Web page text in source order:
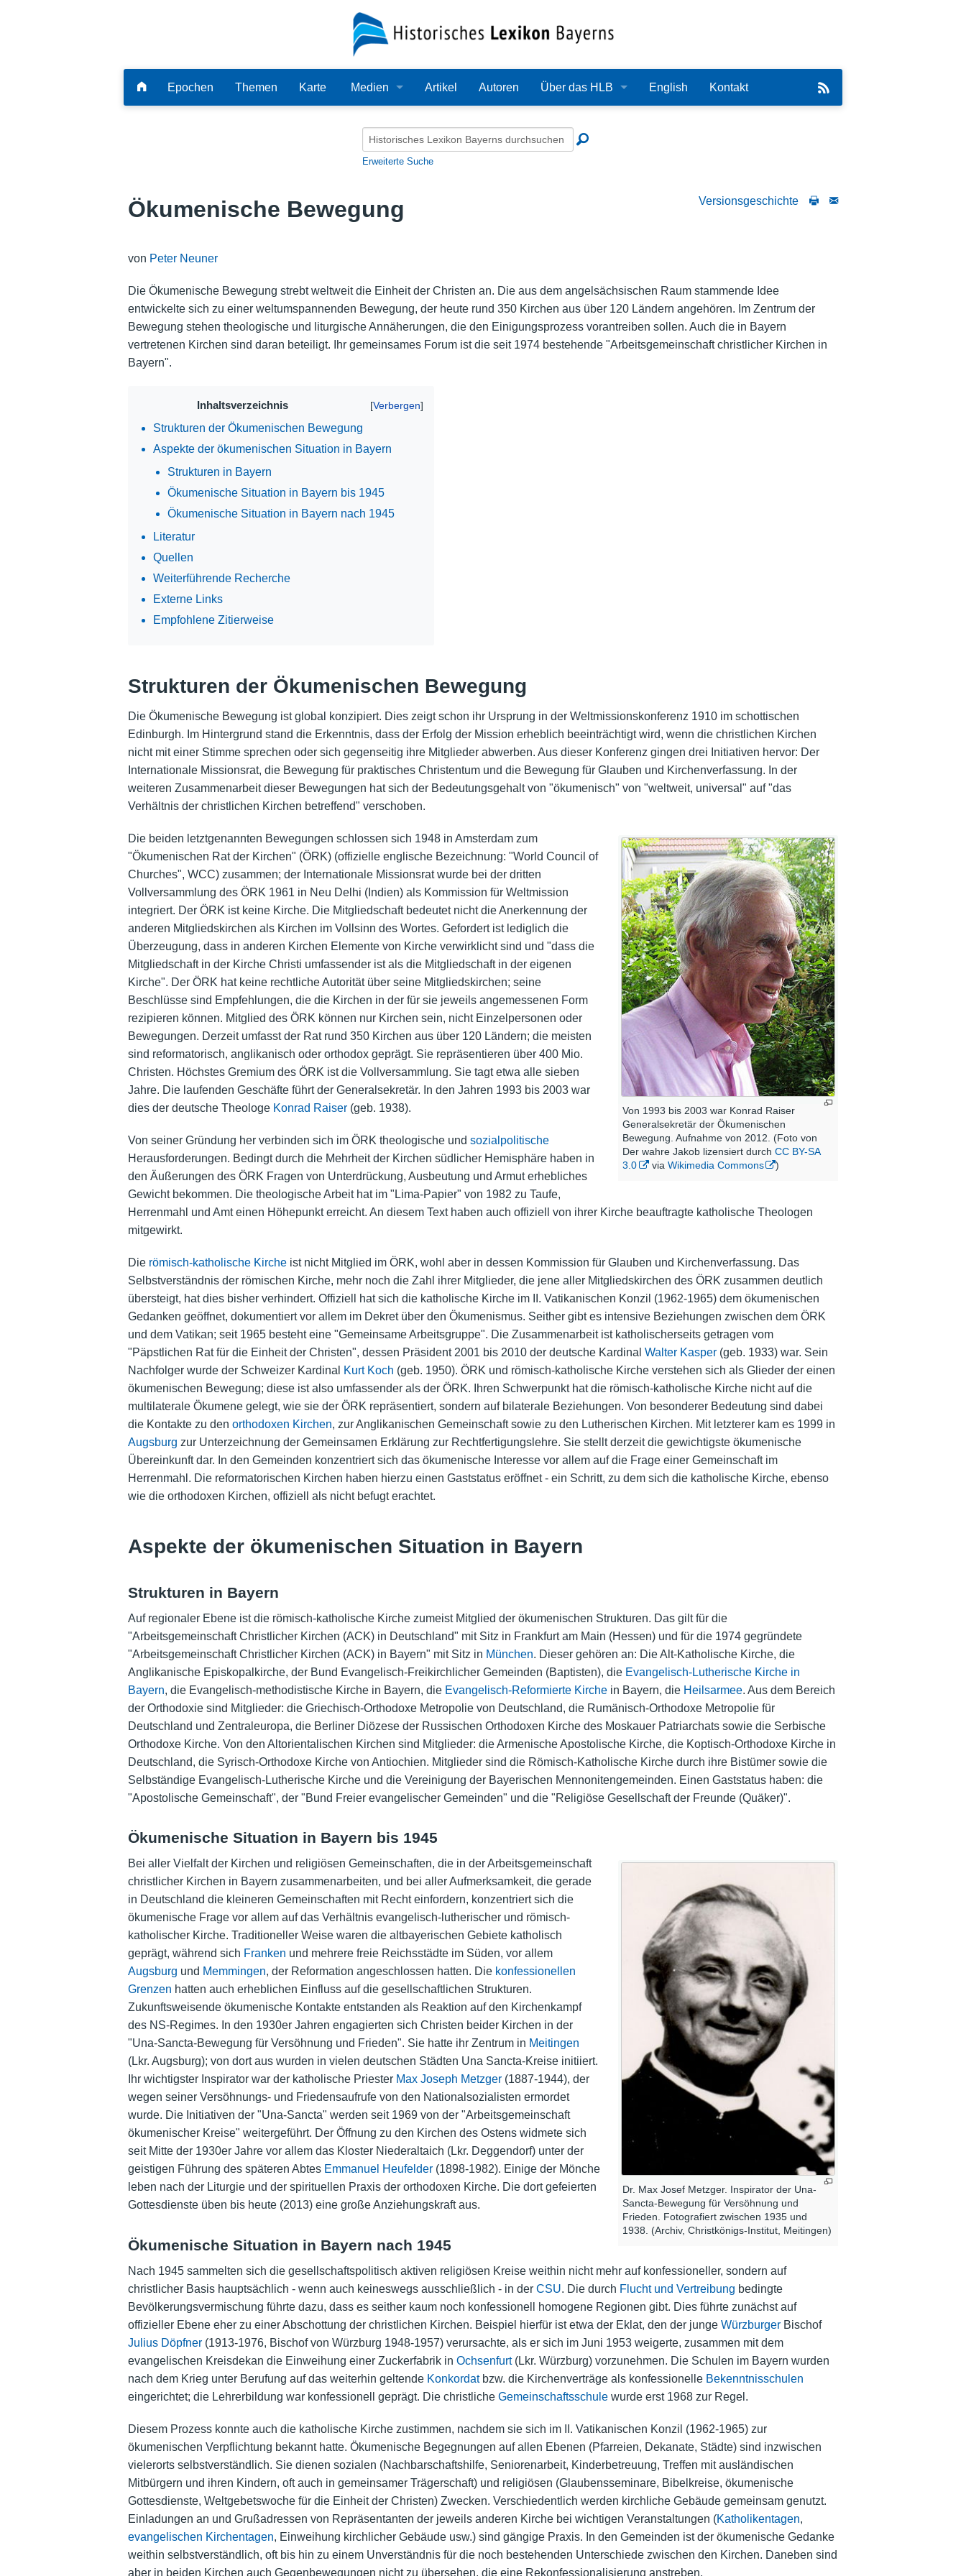
Epochen Themen Karte Medien
Audio
PDF
Artikel Autoren Über das HLB
Redaktion
Häufige Fragen
Nutzungshinweise
English Kontakt
Erweiterte Suche
Versionsgeschichte
Ökumenische Bewegung
von Peter Neuner
Die Ökumenische Bewegung strebt weltweit die Einheit der Christen an. Die aus dem angelsächsischen Raum stammende Idee
entwickelte sich zu einer weltumspannenden Bewegung, der heute rund 350 Kirchen aus über 120 Ländern angehören. Im Zentrum der
Bewegung stehen theologische und liturgische Annäherungen, die den Einigungsprozess vorantreiben sollen. Auch die in Bayern
vertretenen Kirchen sind daran beteiligt. Ihr gemeinsames Forum ist die seit 1974 bestehende "Arbeitsgemeinschaft christlicher Kirchen in
Bayern".
Inhaltsverzeichnis
Strukturen der Ökumenischen Bewegung
Aspekte der ökumenischen Situation in Bayern
Strukturen in Bayern
Ökumenische Situation in Bayern bis 1945
Ökumenische Situation in Bayern nach 1945
Literatur
Quellen
Weiterführende Recherche
Externe Links
Empfohlene Zitierweise
Strukturen der Ökumenischen Bewegung
Die Ökumenische Bewegung ist global konzipiert. Dies zeigt schon ihr Ursprung in der Weltmissionskonferenz 1910 im schottischen
Edinburgh. Im Hintergrund stand die Erkenntnis, dass der Erfolg der Mission erheblich beeinträchtigt wird, wenn die christlichen Kirchen
nicht mit einer Stimme sprechen oder sich gegenseitig ihre Mitglieder abwerben. Aus dieser Konferenz gingen drei Initiativen hervor: Der
Internationale Missionsrat, die Bewegung für praktisches Christentum und die Bewegung für Glauben und Kirchenverfassung. In der
weiteren Zusammenarbeit dieser Bewegungen hat sich der Bedeutungsgehalt von "ökumenisch" von "weltweit, universal" auf "das
Verhältnis der christlichen Kirchen betreffend" verschoben.
Von 1993 bis 2003 war Konrad Raiser
Generalsekretär der Ökumenischen
Bewegung. Aufnahme von 2012. (Foto von
Der wahre Jakob lizensiert durchCC BY-SA
3.0
via Wikimedia Commons )
Die beiden letztgenannten Bewegungen schlossen sich 1948 in Amsterdam zum
"Ökumenischen Rat der Kirchen" (ÖRK) (offizielle englische Bezeichnung: "World Council of
Churches", WCC) zusammen; der Internationale Missionsrat wurde bei der dritten
Vollversammlung des ÖRK 1961 in Neu Delhi (Indien) als Kommission für Weltmission
integriert. Der ÖRK ist keine Kirche. Die Mitgliedschaft bedeutet nicht die Anerkennung der
anderen Mitgliedskirchen als Kirchen im Vollsinn des Wortes. Gefordert ist lediglich die
Überzeugung, dass in anderen Kirchen Elemente von Kirche verwirklicht sind und "dass die
Mitgliedschaft in der Kirche Christi umfassender ist als die Mitgliedschaft in der eigenen
Kirche". Der ÖRK hat keine rechtliche Autorität über seine Mitgliedskirchen; seine
Beschlüsse sind Empfehlungen, die die Kirchen in der für sie jeweils angemessenen Form
rezipieren können. Mitglied des ÖRK können nur Kirchen sein, nicht Einzelpersonen oder
Bewegungen. Derzeit umfasst der Rat rund 350 Kirchen aus über 120 Ländern; die meisten
sind reformatorisch, anglikanisch oder orthodox geprägt. Sie repräsentieren über 400 Mio.
Christen. Höchstes Gremium des ÖRK ist die Vollversammlung. Sie tagt etwa alle sieben
Jahre. Die laufenden Geschäfte führt der Generalsekretär. In den Jahren 1993 bis 2003 war
dies der deutsche Theologe Konrad Raiser(geb. 1938).
Von seiner Gründung her verbinden sich im ÖRK theologische und sozialpolitische
Herausforderungen. Bedingt durch die Mehrheit der Kirchen südlicher Hemisphäre haben in
den Äußerungen des ÖRK Fragen von Unterdrückung, Ausbeutung und Armut erhebliches
Gewicht bekommen. Die theologische Arbeit hat im "Lima-Papier" von 1982 zu Taufe,
Herrenmahl und Amt einen Höhepunkt erreicht. An diesem Text haben auch offiziell von ihrer Kirche beauftragte katholische Theologen
mitgewirkt.
Die römisch-katholische Kircheist nicht Mitglied im ÖRK, wohl aber in dessen Kommission für Glauben und Kirchenverfassung. Das
Selbstverständnis der römischen Kirche, mehr noch die Zahl ihrer Mitglieder, die jene aller Mitgliedskirchen des ÖRK zusammen deutlich
übersteigt, hat dies bisher verhindert. Offiziell hat sich die katholische Kirche im II. Vatikanischen Konzil (1962-1965) dem ökumenischen
Gedanken geöffnet, dokumentiert vor allem im Dekret über den Ökumenismus. Seither gibt es intensive Beziehungen zwischen dem ÖRK
und dem Vatikan; seit 1965 besteht eine "Gemeinsame Arbeitsgruppe". Die Zusammenarbeit ist katholischerseits getragen vom
"Päpstlichen Rat für die Einheit der Christen", dessen Präsident 2001 bis 2010 der deutsche Kardinal Walter Kasper(geb. 1933) war. Sein
Nachfolger wurde der Schweizer Kardinal Kurt Koch (geb. 1950). ÖRK und römisch-katholische Kirche verstehen sich als Glieder der einen
ökumenischen Bewegung; diese ist also umfassender als der ÖRK. Ihren Schwerpunkt hat die römisch-katholische Kirche nicht auf die
multilaterale Ökumene gelegt, wie sie der ÖRK repräsentiert, sondern auf bilaterale Beziehungen. Von besonderer Bedeutung sind dabei
die Kontakte zu den orthodoxen Kirchen, zur Anglikanischen Gemeinschaft sowie zu den Lutherischen Kirchen. Mit letzterer kam es 1999 in
Augsburg zur Unterzeichnung der Gemeinsamen Erklärung zur Rechtfertigungslehre. Sie stellt derzeit die gewichtigste ökumenische
Übereinkunft dar. In den Gemeinden konzentriert sich das ökumenische Interesse vor allem auf die Frage einer Gemeinschaft im
Herrenmahl. Die reformatorischen Kirchen haben hierzu einen Gaststatus eröffnet - ein Schritt, zu dem sich die katholische Kirche, ebenso
wie die orthodoxen Kirchen, offiziell als nicht befugt erachtet.
Aspekte der ökumenischen Situation in Bayern
Strukturen in Bayern
Auf regionaler Ebene ist die römisch-katholische Kirche zumeist Mitglied der ökumenischen Strukturen. Das gilt für die
"Arbeitsgemeinschaft Christlicher Kirchen (ACK) in Deutschland" mit Sitz in Frankfurt am Main (Hessen) und für die 1974 gegründete
"Arbeitsgemeinschaft Christlicher Kirchen (ACK) in Bayern" mit Sitz in München. Dieser gehören an: Die Alt-Katholische Kirche, die
Anglikanische Episkopalkirche, der Bund Evangelisch-Freikirchlicher Gemeinden (Baptisten), die Evangelisch-Lutherische Kirche in
Bayern, die Evangelisch-methodistische Kirche in Bayern, die Evangelisch-Reformierte Kirchein Bayern, die Heilsarmee. Aus dem Bereich
der Orthodoxie sind Mitglieder: die Griechisch-Orthodoxe Metropolie von Deutschland, die Rumänisch-Orthodoxe Metropolie für
Deutschland und Zentraleuropa, die Berliner Diözese der Russischen Orthodoxen Kirche des Moskauer Patriarchats sowie die Serbische
Orthodoxe Kirche. Von den Altorientalischen Kirchen sind Mitglieder: die Armenische Apostolische Kirche, die Koptisch-Orthodoxe Kirche in
Deutschland, die Syrisch-Orthodoxe Kirche von Antiochien. Mitglieder sind die Römisch-Katholische Kirche durch ihre Bistümer sowie die
Selbständige Evangelisch-Lutherische Kirche und die Vereinigung der Bayerischen Mennonitengemeinden. Einen Gaststatus haben: die
"Apostolische Gemeinschaft", der "Bund Freier evangelischer Gemeinden" und die "Religiöse Gesellschaft der Freunde (Quäker)".
Ökumenische Situation in Bayern bis 1945
Dr. Max Josef Metzger. Inspirator der Una-
Sancta-Bewegung für Versöhnung und
Frieden. Fotografiert zwischen 1935 und
1938. (Archiv, Christkönigs-Institut, Meitingen)
Bei aller Vielfalt der Kirchen und religiösen Gemeinschaften, die in der Arbeitsgemeinschaft
christlicher Kirchen in Bayern zusammenarbeiten, und bei aller Aufmerksamkeit, die gerade
in Deutschland die kleineren Gemeinschaften mit Recht einfordern, konzentriert sich die
ökumenische Frage vor allem auf das Verhältnis evangelisch-lutherischer und römisch-
katholischer Kirche. Traditioneller Weise waren die altbayerischen Gebiete katholisch
geprägt, während sich Franken und mehrere freie Reichsstädte im Süden, vor allem
Augsburg und Memmingen, der Reformation angeschlossen hatten. Die konfessionellen
Grenzen hatten auch erheblichen Einfluss auf die gesellschaftlichen Strukturen.
Zukunftsweisende ökumenische Kontakte entstanden als Reaktion auf den Kirchenkampf
des NS-Regimes. In den 1930er Jahren engagierten sich Christen beider Kirchen in der
"Una-Sancta-Bewegung für Versöhnung und Frieden". Sie hatte ihr Zentrum in Meitingen
(Lkr. Augsburg); von dort aus wurden in vielen deutschen Städten Una Sancta-Kreise initiiert.
Ihr wichtigster Inspirator war der katholische Priester Max Joseph Metzger(1887-1944), der
wegen seiner Versöhnungs- und Friedensaufrufe von den Nationalsozialisten ermordet
wurde. Die Initiativen der "Una-Sancta" werden seit 1969 von der "Arbeitsgemeinschaft
ökumenischer Kreise" weitergeführt. Der Öffnung zu den Kirchen des Ostens widmete sich
seit Mitte der 1930er Jahre vor allem das Kloster Niederaltaich (Lkr. Deggendorf) unter der
geistigen Führung des späteren Abtes Emmanuel Heufelder(1898-1982). Einige der Mönche
leben nach der Liturgie und der spirituellen Praxis der orthodoxen Kirche. Die dort gefeierten
Gottesdienste üben bis heute (2013) eine große Anziehungskraft aus.
Ökumenische Situation in Bayern nach 1945
Nach 1945 sammelten sich die gesellschaftspolitisch aktiven religiösen Kreise weithin nicht mehr auf konfessioneller, sondern auf
christlicher Basis hauptsächlich - wenn auch keineswegs ausschließlich - in der CSU. Die durch Flucht und Vertreibung bedingte
Bevölkerungsvermischung führte dazu, dass es seither kaum noch konfessionell homogene Regionen gibt. Dies führte zunächst auf
offizieller Ebene eher zu einer Abschottung der christlichen Kirchen. Beispiel hierfür ist etwa der Eklat, den der junge WürzburgerBischof
Julius Döpfner(1913-1976, Bischof von Würzburg 1948-1957) verursachte, als er sich im Juni 1953 weigerte, zusammen mit dem
evangelischen Kreisdekan die Einweihung einer Zuckerfabrik in Ochsenfurt(Lkr. Würzburg) vorzunehmen. Die Schulen im Bayern wurden
nach dem Krieg unter Berufung auf das weiterhin geltende Konkordatbzw. die Kirchenverträge als konfessionelle Bekenntnisschulen
eingerichtet; die Lehrerbildung war konfessionell geprägt. Die christliche Gemeinschaftsschulewurde erst 1968 zur Regel.
Diesem Prozess konnte auch die katholische Kirche zustimmen, nachdem sie sich im II. Vatikanischen Konzil (1962-1965) zur
ökumenischen Verpflichtung bekannt hatte. Ökumenische Begegnungen auf allen Ebenen (Pfarreien, Dekanate, Städte) sind inzwischen
vielerorts selbstverständlich. Sie dienen sozialen (Nachbarschaftshilfe, Seniorenarbeit, Kinderbetreuung, Treffen mit ausländischen
Mitbürgern und ihren Kindern, oft auch in gemeinsamer Trägerschaft) und religiösen (Glaubensseminare, Bibelkreise, ökumenische
Gottesdienste, Weltgebetswoche für die Einheit der Christen) Zwecken. Verschiedentlich werden kirchliche Gebäude gemeinsam genutzt.
Einladungen an und Grußadressen von Repräsentanten der jeweils anderen Kirche bei wichtigen Veranstaltungen (Katholikentagen,
evangelischen Kirchentagen, Einweihung kirchlicher Gebäude usw.) sind gängige Praxis. In den Gemeinden ist der ökumenische Gedanke
weithin selbstverständlich, oft bis hin zu einem Unverständnis für die noch bestehenden Unterschiede zwischen den Kirchen. Daneben sind
aber in beiden Kirchen auch Gegenbewegungen nicht zu übersehen, die eine Rekonfessionalisierung anstreben.